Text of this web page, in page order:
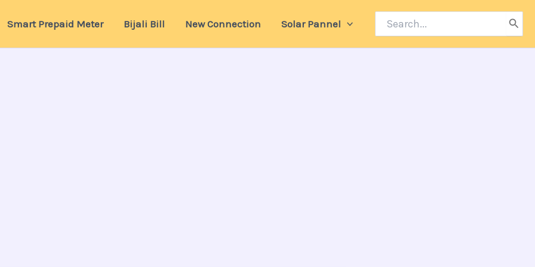
Smart Prepaid Meter Bijali Bill New Connection Solar Pannel
Search
for: